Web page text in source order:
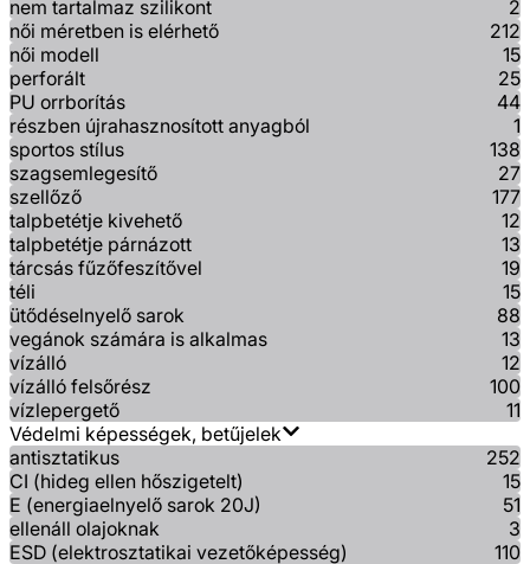
nem tartalmaz szilikont
2
női méretben is elérhető
212
női modell
15
perforált
25
PU orrborítás
44
részben újrahasznosított anyagból
1
sportos stílus
138
szagsemlegesítő
27
szellőző
177
talpbetétje kivehető
12
talpbetétje párnázott
13
tárcsás fűzőfeszítővel
19
téli
15
ütődéselnyelő sarok
88
vegánok számára is alkalmas
13
vízálló
12
vízálló felsőrész
100
vízlepergető
11
Védelmi képességek, betűjelek
antisztatikus
252
CI (hideg ellen hőszigetelt)
15
E (energiaelnyelő sarok 20J)
51
ellenáll olajoknak
3
ESD (elektrosztatikai vezetőképesség)
110